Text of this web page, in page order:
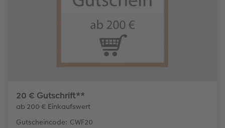
20 € Gutschrift**
ab 200 € Einkaufswert
Gutscheincode: CWF20